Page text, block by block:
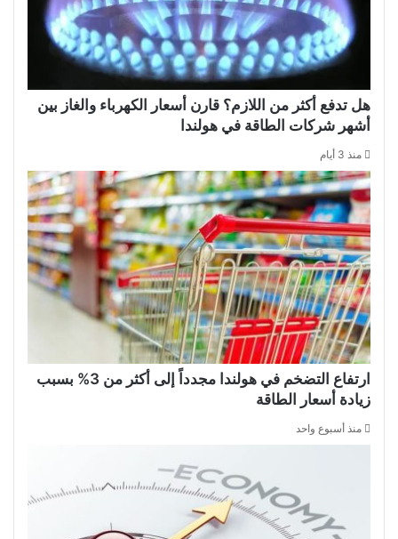
هل تدفع أكثر من اللازم؟ قارن أسعار الكهرباء والغاز بين
أشهر شركات الطاقة في هولندا
منذ 3 أيام
ارتفاع التضخم في هولندا مجدداً إلى أكثر من 3% بسبب
زيادة أسعار الطاقة
منذ أسبوع واحد